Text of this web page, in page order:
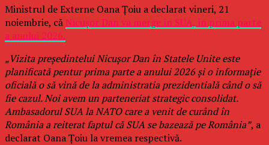
Ministrul de Externe Oana Țoiu a declarat vineri, 21
noiembrie, că Nicușor Dan va merge în SUA, în prima parte
a anului 2026.
„Vizita președintelui Nicușor Dan în Statele Unite este
planificată pentur prima parte a anului 2026 și o informație
oficială o să vină de la administratia prezidentială când o să
fie cazul. Noi avem un parteneriat strategic consolidat.
Ambasadorul SUA la NATO care a venit de curând în
România a reiterat faptul că SUA se bazează pe România”, a
declarat Oana Țoiu la vremea respectivă.